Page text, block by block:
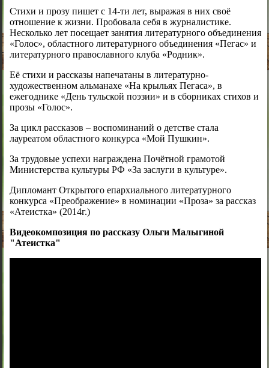
Стихи и прозу пишет с 14-ти лет, выражая в них своё
отношение к жизни. Пробовала себя в журналистике.
Несколько лет посещает занятия литературного объединения
«Голос», областного литературного объединения «Пегас» и
литературного православного клуба «Родник».
Её стихи и рассказы напечатаны в литературно-
художественном альманахе «На крыльях Пегаса», в
ежегоднике «День тульской поэзии» и в сборниках стихов и
прозы «Голос».
За цикл рассказов – воспоминаний о детстве стала
лауреатом областного конкурса «Мой Пушкин».
За трудовые успехи награждена Почётной грамотой
Министерства культуры РФ «За заслуги в культуре».
Дипломант Открытого епархиального литературного
конкурса «Преображение» в номинации «Проза» за рассказ
«Атеистка» (2014г.)
Видеокомпозиция по рассказу Ольги Малыгиной
"Атеистка"